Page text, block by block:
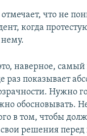
что не
когда
наверное,
раз показывает
Нужно
обосновывать.
в том, чтобы
свои решения